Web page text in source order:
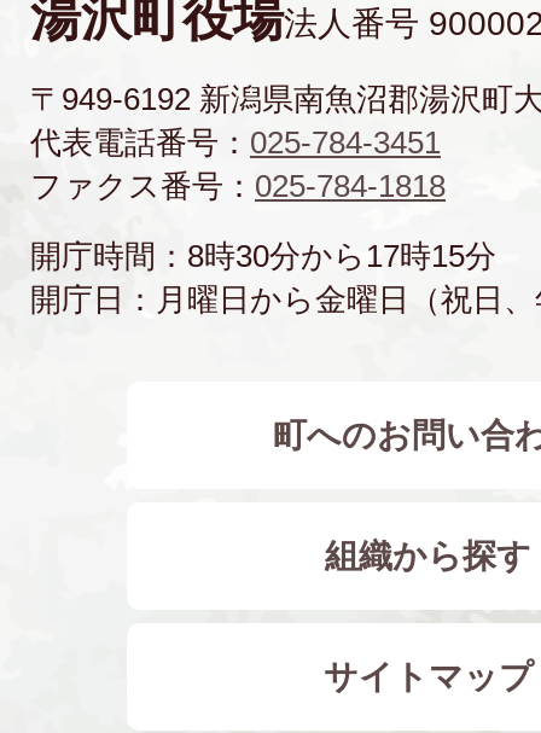
湯沢町役場法人番号
〒949-6192 新潟県南魚沼郡湯沢町
代表電話番号： 025-784-3451
ファクス番号： 025-784-1818
開庁時間：8時30分から17時15分
開庁日：月曜日から金曜日（祝日
町へのお問い合
組織から探す
サイトマップ